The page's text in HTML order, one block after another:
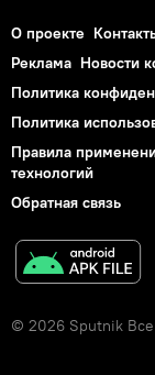
О проекте
Реклама Новости
Политика
Политика
Правила
технологий
Обратная связь
© 2026 Sputnik